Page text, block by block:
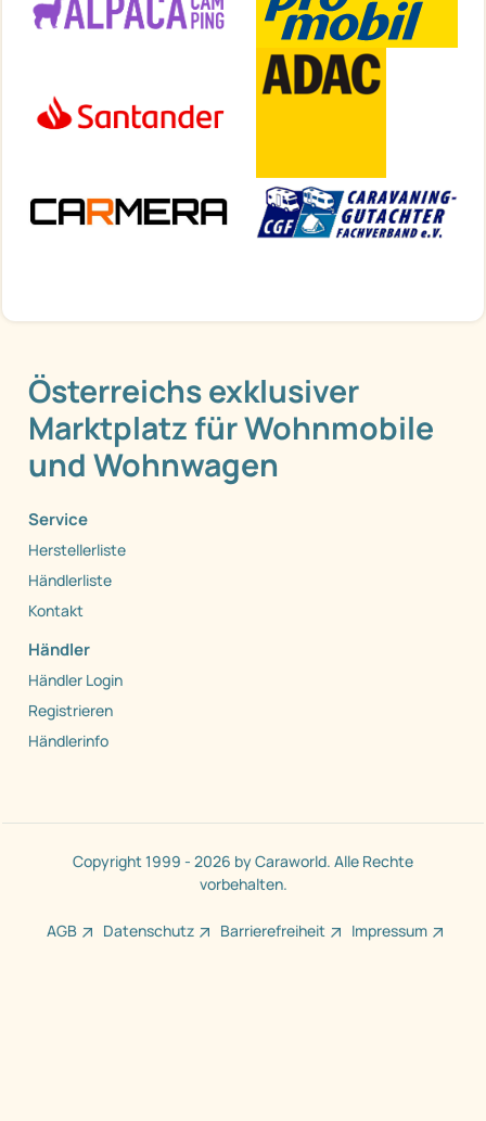
Österreichs exklusiver
Marktplatz für Wohnmobile
und Wohnwagen
Service
Herstellerliste
Händlerliste
Kontakt
Händler
Händler Login
Registrieren
Händlerinfo
Copyright 1999 - 2026 by Caraworld. Alle Rechte
vorbehalten.
AGB Datenschutz Barrierefreiheit Impressum